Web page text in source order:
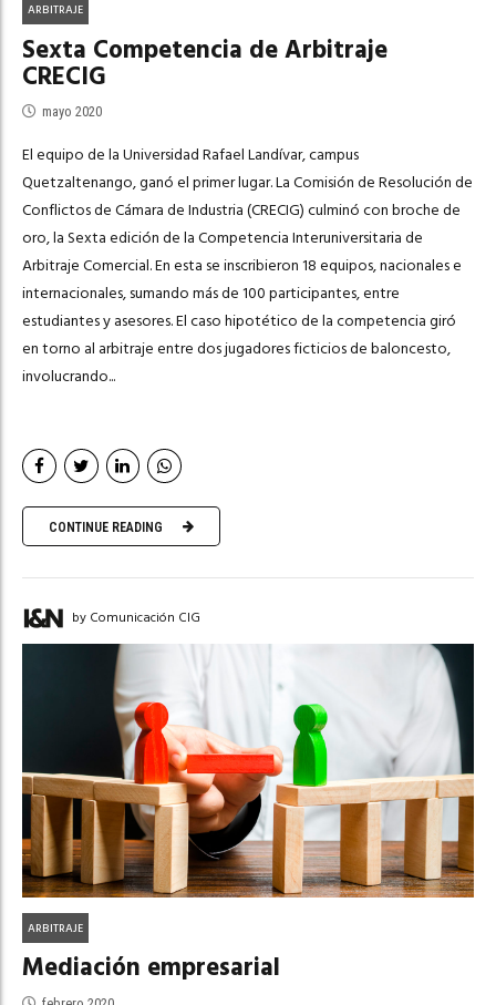
ARBITRAJE
Sexta Competencia de Arbitraje
CRECIG
mayo 2020
El equipo de la Universidad Rafael Landívar, campus
Quetzaltenango, ganó el primer lugar. La Comisión de Resolución de
Conflictos de Cámara de Industria (CRECIG) culminó con broche de
oro, la Sexta edición de la Competencia Interuniversitaria de
Arbitraje Comercial. En esta se inscribieron 18 equipos, nacionales e
internacionales, sumando más de 100 participantes, entre
estudiantes y asesores. El caso hipotético de la competencia giró
en torno al arbitraje entre dos jugadores ficticios de baloncesto,
involucrando...
CONTINUE READING
by Comunicación CIG
ARBITRAJE
Mediación empresarial